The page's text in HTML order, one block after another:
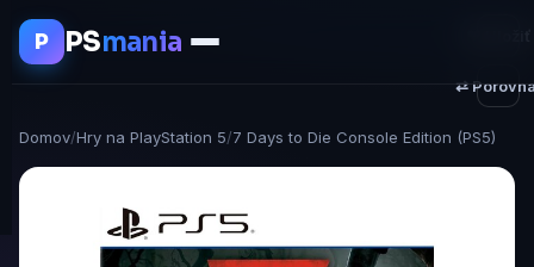
P PSmania
Domov/Hry na PlayStation 5/7 Days to Die Console Edition (PS5)
⇄